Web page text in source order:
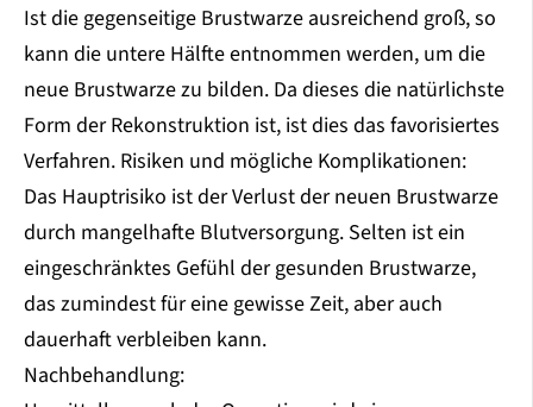
Ist die gegenseitige Brustwarze ausreichend groß, so
kann die untere Hälfte entnommen werden, um die
neue Brustwarze zu bilden. Da dieses die natürlichste
Form der Rekonstruktion ist, ist dies das favorisiertes
Verfahren. Risiken und mögliche Komplikationen:
Das Hauptrisiko ist der Verlust der neuen Brustwarze
durch mangelhafte Blutversorgung. Selten ist ein
eingeschränktes Gefühl der gesunden Brustwarze,
das zumindest für eine gewisse Zeit, aber auch
dauerhaft verbleiben kann.
Nachbehandlung: